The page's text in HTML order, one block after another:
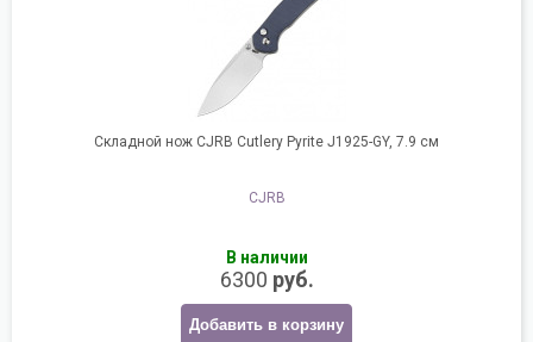
Складной нож CJRB Cutlery Pyrite J1925-GY, 7.9 см
CJRB
В наличии
6300 руб.
Добавить в корзину